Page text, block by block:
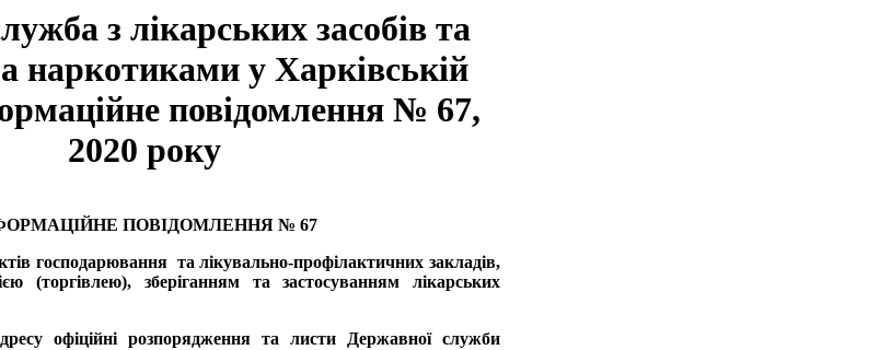
з лікарських засобів та
наркотиками у Харківській
повідомлення № 67,
2020 року
ПОВІДОМЛЕННЯ № 67
господарювання та лікувально-профілактичних закладів,
(торгівлею), зберіганням та застосуванням лікарських
офіційні розпорядження та листи Державної служби